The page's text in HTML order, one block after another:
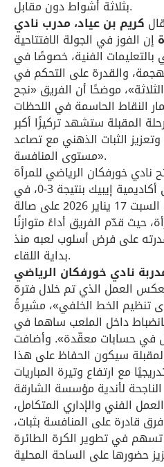
بثلاثة أشواط دون مقابل.
كريم بن عياد، مدرب نادي
إن الفوز في الجولة الافتتاحية
بالتعليمات الفنية، خصوصًا في
والقدرة على التحكم في
موضحًا أن الفريق «نجح
النقاط الحاسمة في اللحظات
المقبلة ستشهد تركيزًا أكبر
الثبات الذهني مع تصاعد
مستوى المنافسة».
نادي خورفكان الرياضي للمرأة
موسمه بفوز مستحق على أكاديمية إيبيك بنتيجة 3-0، في
المباراة التي أُقيمت يوم السبت 17 يناير 2026 على صالة
حيث قدّم الفريق أداءً متوازنًا
على فرض أسلوب لعبه منذ
بداية اللقاء.
نادي خورفكان الرياضي
العمل الذي تم خلال فترة
تنظيم الخط الخلفي»، مشيرةً
داخل الملعب ساهما في
في حسابات معقّدة». وأضافت
سيكون الحفاظ على هذا
لأندية مؤسسة الشارقة
الفني والإداري المتكامل،
قادرة على المنافسة بثبات،
في تطوير الكرة الطائرة